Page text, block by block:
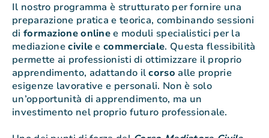
Il nostro programma è strutturato per fornire una
preparazione pratica e teorica, combinando sessioni
di formazioneonlinee moduli specialistici per la
mediazionecivileecommerciale. Questa flessibilità
permette ai professionisti di ottimizzare il proprio
apprendimento, adattando ilcorso alle proprie
esigenze lavorative e personali. Non è solo
un’opportunità di apprendimento, ma un
investimento nel proprio futuro professionale.